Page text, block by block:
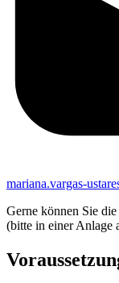
mariana.vargas-
Gerne können Sie
(bitte in einer Anlage